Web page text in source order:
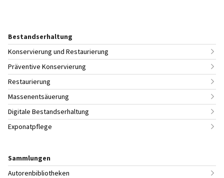
Bestandserhaltung
Konservierung und Restaurierung
Präventive Konservierung
Restaurierung
Massenentsäuerung
Digitale Bestandserhaltung
Exponatpflege
Sammlungen
Autorenbibliotheken